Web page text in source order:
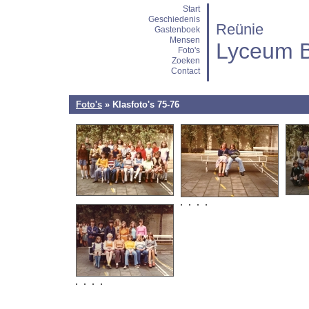
Reünie
Lyceum
Start
Geschiedenis
Gastenboek
Mensen
Foto's
Zoeken
Contact
Foto's » Klasfoto's 75-76